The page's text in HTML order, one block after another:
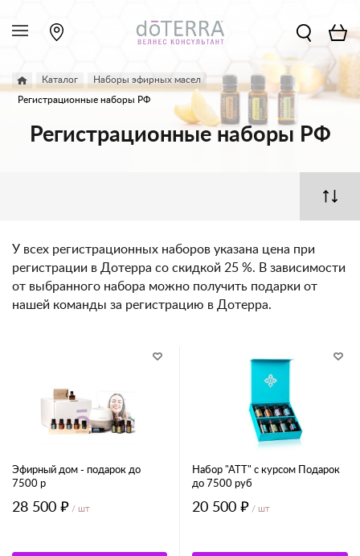
Каталог Наборы эфирных масел
Регистрационные наборы РФ
Регистрационные наборы РФ
У всех регистрационных наборов указана цена при
регистрации в Дотерра со скидкой 25 %. В зависимости
от выбранного набора можно получить подарки от
нашей команды за регистрацию в Дотерра.
Эфирный дом - подарок до
7500 р
28 500 ₽ / шт
Набор "АТТ" с курсом Подарок
до 7500 руб
20 500 ₽ / шт